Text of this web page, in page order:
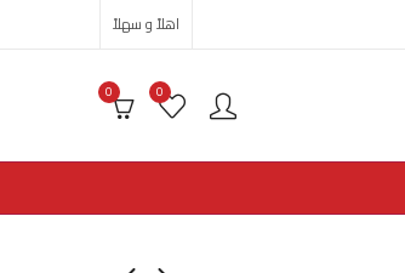
اهلاً و سهلاً
0
0